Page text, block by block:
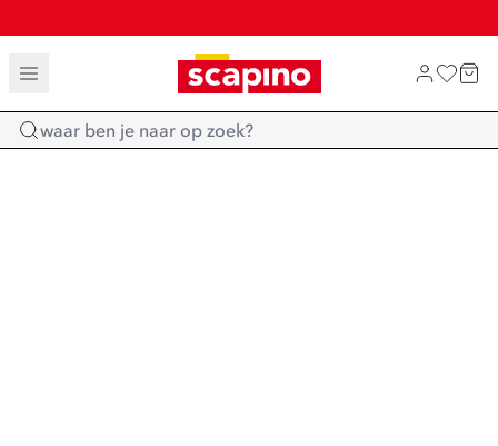
TOT 70% KORTING OP SALE
SHOP NIEUW
Home